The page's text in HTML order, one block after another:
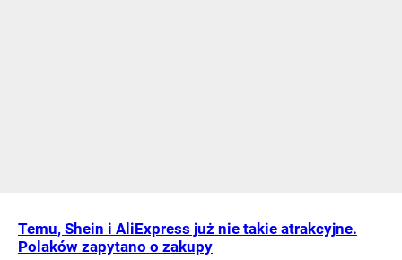
Temu, Shein i AliExpress już nie takie atrakcyjne.
Polaków zapytano o zakupy